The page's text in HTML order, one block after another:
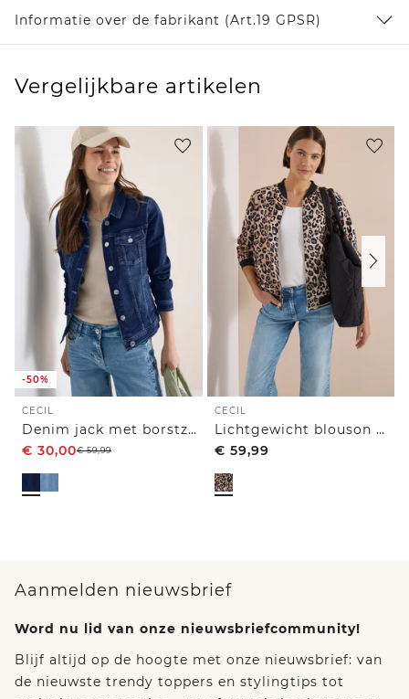
Informatie over de fabrikant (Art.19 GPSR)
Vergelijkbare artikelen
-50%
CECIL
Denim jack met borstzakken en knopen
€ 30,00€59,99
CECIL
Lichtgewicht blouson met rits en leoprint
€ 59,99
Aanmelden nieuwsbrief
Word nu lid van onze nieuwsbriefcommunity!
Blijf altijd op de hoogte met onze nieuwsbrief: van
de nieuwste trendy toppers en stylingtips tot